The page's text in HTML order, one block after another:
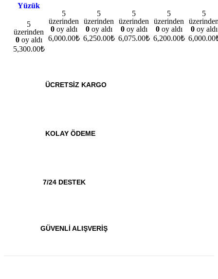
Yüzük
5
üzerinden
0oy aldı
5,300.00₺
5
üzerinden
0oy aldı
6,000.00₺
5
üzerinden
0oy aldı
6,250.00₺
5
üzerinden
0oy aldı
6,075.00₺
5
üzerinden
0oy aldı
6,200.00₺
5
0oy aldı
6,000.00
ÜCRETSİZ KARGO
KOLAY ÖDEME
7/24 DESTEK
GÜVENLİ ALIŞVERİŞ